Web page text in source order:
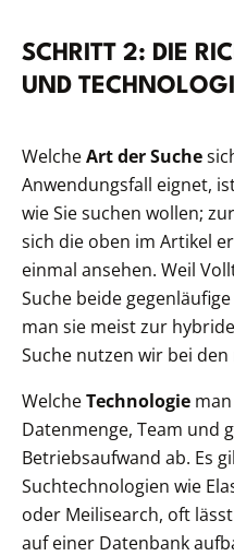
SCHRITT 2: DIE
UND
WelcheArt der Suche
Anwendungsfall eignet,
wie Sie suchen wollen;
sich die oben im Artikel
einmal ansehen. Weil
Suche beide
man sie meist zur
Suche nutzen wir bei
WelcheTechnologie
Datenmenge, Team und
Betriebsaufwand ab. Es
Suchtechnologien wie
oder Meilisearch, oft
auf einer Datenbank